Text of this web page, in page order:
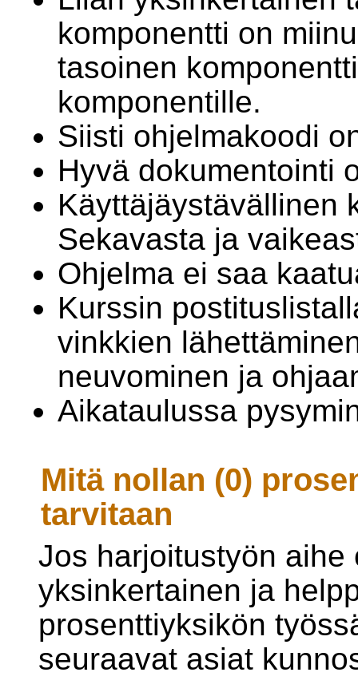
komponentti on
tasoinen
komponentille.
Siisti ohjelmakoodi
Hyvä dokumentointi
Käyttäjäystävällinen
Sekavasta ja
Ohjelma ei saa
Kurssin
vinkkien
neuvominen ja
Aikataulussa
Mitä nollan (0)
tarvitaan
Jos harjoitustyön aihe
yksinkertainen ja
prosenttiyksikön
seuraavat asiat